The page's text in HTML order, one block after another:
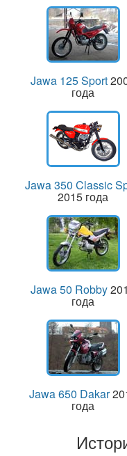
Jawa 125 Sport
года
Jawa 350 Classic
2015 года
Jawa 50 Robby
года
Jawa 650 Dakar
года